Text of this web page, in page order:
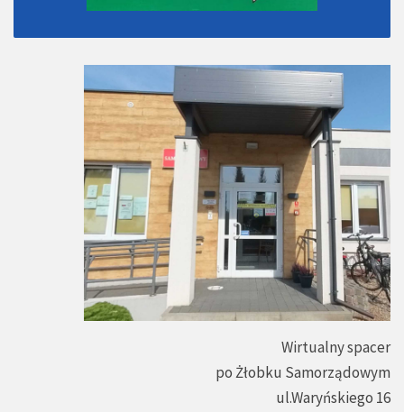
Wirtualny spacer
po Żłobku Samorządowym
ul.Waryńskiego 16